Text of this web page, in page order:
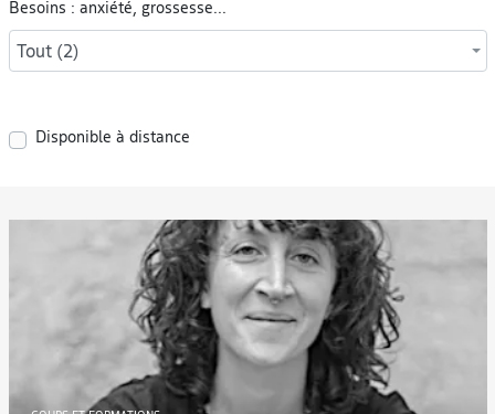
Besoins : anxiété, grossesse...
Tout (2)
Disponible à distance